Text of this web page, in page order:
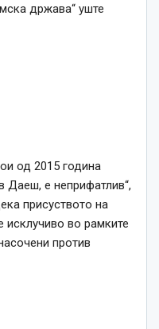
држава“ уште
од 2015 година
Даеш, е неприфатлив“,
присуството на
исклучиво во рамките
против